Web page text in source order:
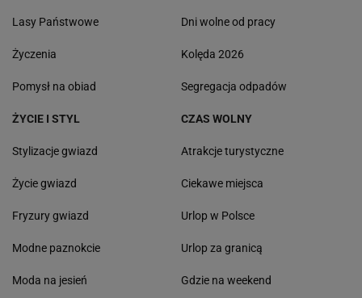
Lasy Państwowe
Życzenia
Pomysł na obiad
Dni wolne od pracy
Kolęda 2026
Segregacja odpadów
ŻYCIE I STYL
Stylizacje gwiazd
Życie gwiazd
Fryzury gwiazd
Modne paznokcie
Moda na jesień
CZAS WOLNY
Atrakcje turystyczne
Ciekawe miejsca
Urlop w Polsce
Urlop za granicą
Gdzie na weekend